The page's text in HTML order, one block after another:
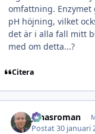
omfattning.
pH höjning, vilket
det är i alla fall mitt
med om detta...?
Citera
jonasroman
Postat30 januari